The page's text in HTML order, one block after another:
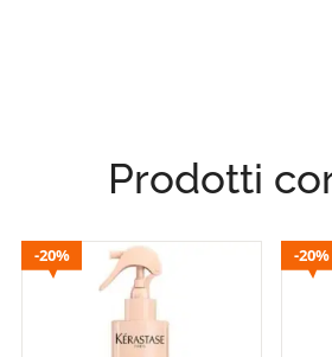
Prodotti
20% 20%